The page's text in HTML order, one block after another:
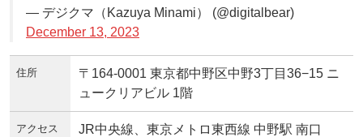
— デジクマ（Kazuya Minami） (@digitalbear)
December 13, 2023
住所
〒164-0001 東京都中野区中野3丁目36−15 ニ
ュークリアビル 1階
アクセス
JR中央線、東京メトロ東西線 中野駅 南口